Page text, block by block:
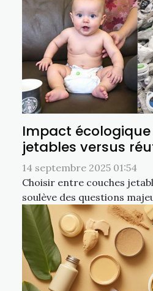
Impact
jetables versus
14 septembre 2025 01:54
Choisir entre couches
soulève des questions